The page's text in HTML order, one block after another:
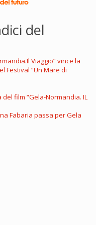
del
Viaggio” vince la
Festival “Un Mare di
film “Gela-Normandia. IL
Fabaria passa per Gela